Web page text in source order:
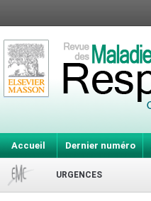
Accueil Dernier numéro
URGENCES